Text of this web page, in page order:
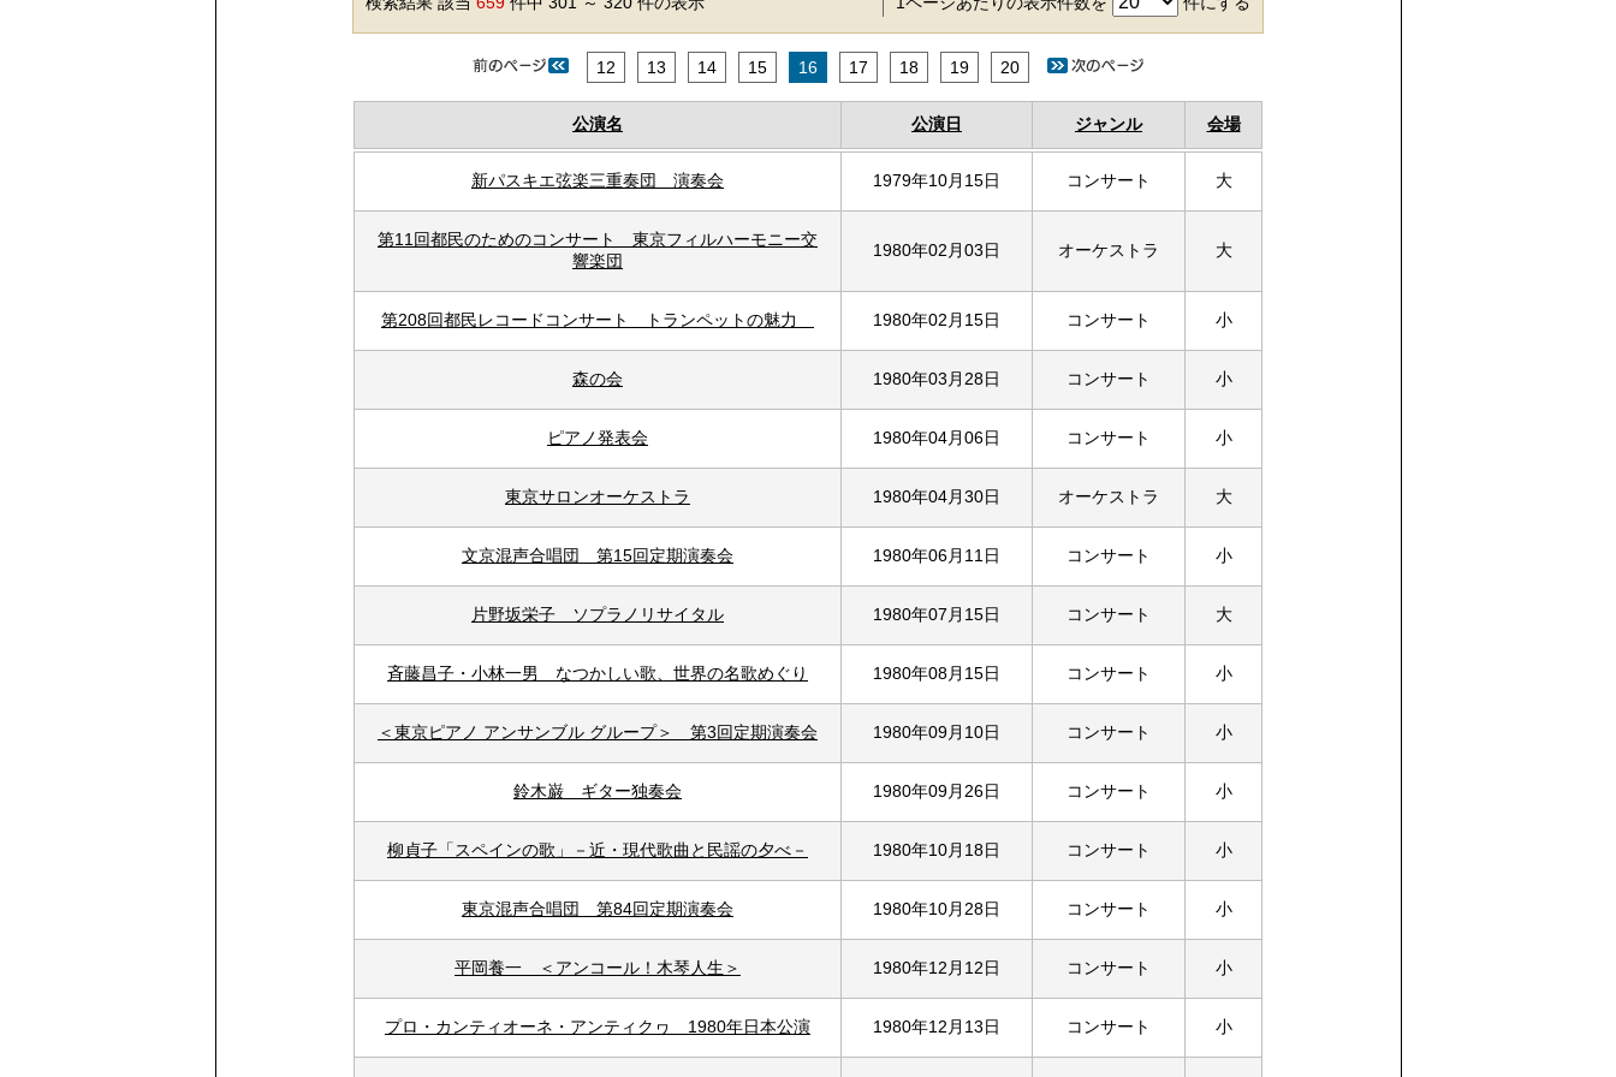
12 13 14 15 16 17 18 19 20
公演名 公演日 ジャンル 会場
新パスキエ弦楽三重奏団 演奏会 1979年10月15日 コンサート 大
第11回都民のためのコンサート 東京フィルハーモニー交
響楽団
1980年02月03日 オーケストラ 大
第208回都民レコードコンサート トランペットの魅力 1980年02月15日 コンサート 小
森の会 1980年03月28日 コンサート 小
ピアノ発表会 1980年04月06日 コンサート 小
東京サロンオーケストラ 1980年04月30日 オーケストラ 大
文京混声合唱団 第15回定期演奏会 1980年06月11日 コンサート 小
片野坂栄子 ソプラノリサイタル 1980年07月15日 コンサート 大
斉藤昌子・小林一男 なつかしい歌、世界の名歌めぐり 1980年08月15日 コンサート 小
＜東京ピアノ アンサンブル グループ＞ 第3回定期演奏会 1980年09月10日 コンサート 小
鈴木巌 ギター独奏会 1980年09月26日 コンサート 小
柳貞子「スペインの歌」－近・現代歌曲と民謡の夕べ－ 1980年10月18日 コンサート 小
東京混声合唱団 第84回定期演奏会 1980年10月28日 コンサート 小
平岡養一 ＜アンコール！木琴人生＞ 1980年12月12日 コンサート 小
プロ・カンティオーネ・アンティクヮ 1980年日本公演 1980年12月13日 コンサート 小